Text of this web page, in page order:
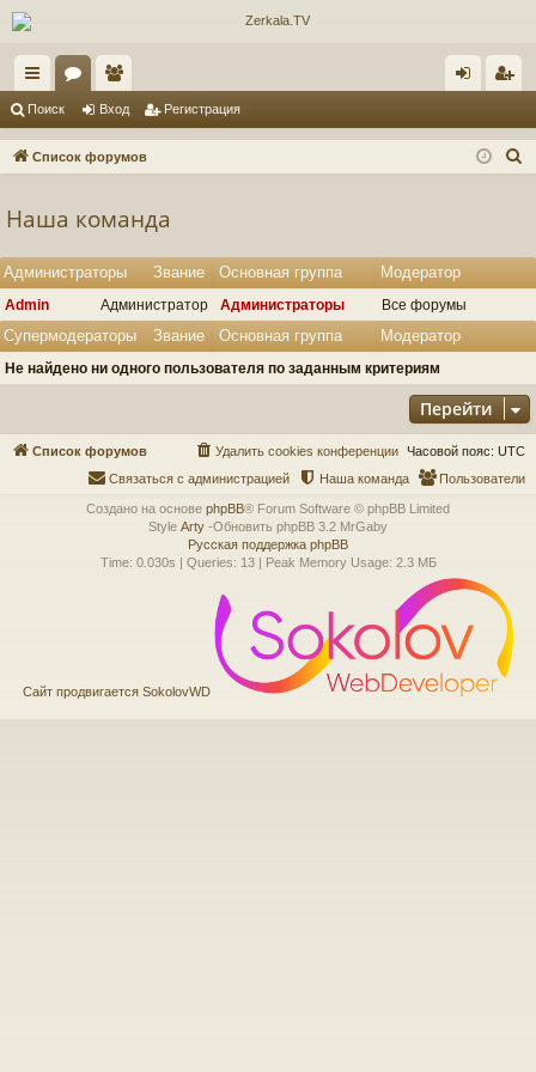
с
ы
и
ум
ол
ьз
ат
и
д ис
Поиск Вход Регистрация
Список форумов
к
Наша команда
Звание
Администраторы Основная группа Модератор
Администратор
Admin Администраторы Все форумы
Звание
Супермодераторы Основная группа Модератор
Не найдено ни одного пользователя по заданным критериям
Перейти
Список форумов Часовой пояс: UTC
Удалить cookies конференции
Пользователи
Наша команда
Связаться с администрацией
Создано на основе phpBB® Forum Software © phpBB Limited
Style Arty -Обновить phpBB 3.2 MrGaby
Русская поддержка phpBB
Time: 0.030s | Queries: 13| Peak Memory Usage: 2.3 МБ
Сайт продвигается SokolovWD